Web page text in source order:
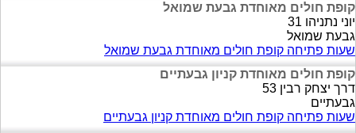
קופת חולים מאוחדת גבעת שמואל
יוני נתניהו 31
גבעת שמואל
שעות פתיחה קופת חולים מאוחדת גבעת שמואל
קופת חולים מאוחדת קניון גבעתיים
דרך יצחק רבין 53
גבעתיים
שעות פתיחה קופת חולים מאוחדת קניון גבעתיים